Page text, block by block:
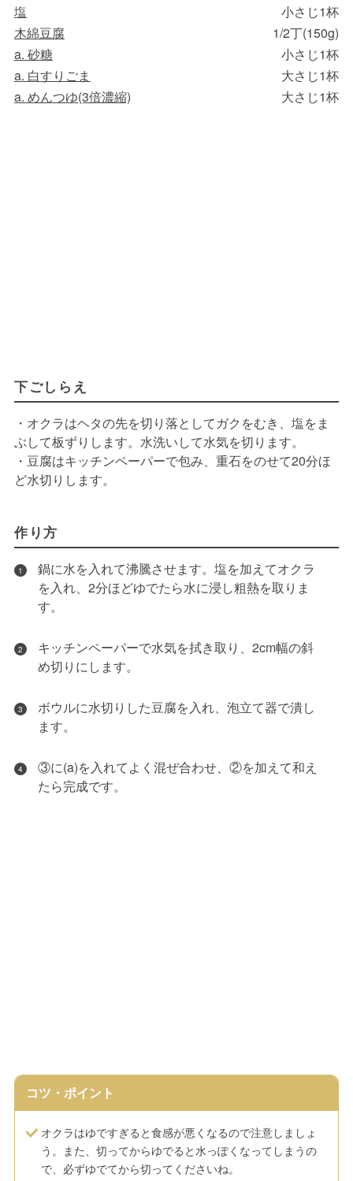
塩
小さじ1杯
木綿豆腐
1/2丁(150g)
a. 砂糖
小さじ1杯
a. 白すりごま
大さじ1杯
a. めんつゆ(3倍濃縮)
大さじ1杯
下ごしらえ
・オクラはヘタの先を切り落としてガクをむき、塩をま
ぶして板ずりします。水洗いして水気を切ります。
・豆腐はキッチンペーパーで包み、重石をのせて20分ほ
ど水切りします。
作り方
1
鍋に水を入れて沸騰させます。塩を加えてオクラ
を入れ、2分ほどゆでたら水に浸し粗熱を取りま
す。
2
キッチンペーパーで水気を拭き取り、2cm幅の斜
め切りにします。
3
ボウルに水切りした豆腐を入れ、泡立て器で潰し
ます。
4
③に(a)を入れてよく混ぜ合わせ、②を加えて和え
たら完成です。
コツ・ポイント
オクラはゆですぎると食感が悪くなるので注意しましょ
う。また、切ってからゆでると水っぽくなってしまうの
で、必ずゆでてから切ってくださいね。